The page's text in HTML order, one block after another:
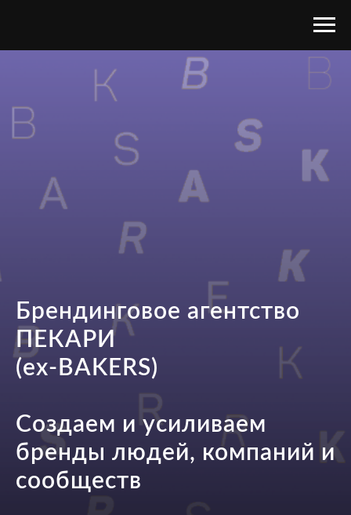
Брендинговое агентство
ПЕКАРИ
(ex-BAKERS)
Создаем и усиливаем
бренды людей, компаний и
сообществ